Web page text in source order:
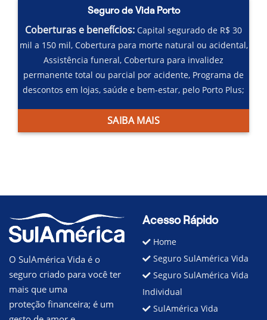
Seguro de Vida Porto
Coberturas e benefícios: Capital segurado de R$ 30
mil a 150 mil, Cobertura para morte natural ou acidental,
Assistência funeral,Cobertura para invalidez
permanente total ou parcial por acidente, Programa de
descontos em lojas, saúde e bem-estar, pelo Porto Plus;
SAIBA MAIS
O SulAmérica Vida é o
seguro criado para você ter
mais que uma
proteção financeira; é um
Acesso Rápido
Home
Seguro SulAmérica Vida
Seguro SulAmérica Vida
Individual
SulAmérica Vida